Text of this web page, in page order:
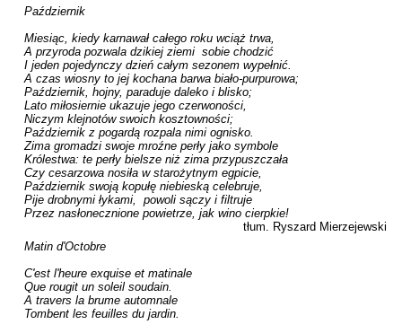
Październik
Miesiąc, kiedy karnawał całego roku wciąż trwa,
A przyroda pozwala dzikiej ziemi  sobie chodzić
I jeden pojedynczy dzień całym sezonem wypełnić.
A czas wiosny to jej kochana barwa biało-purpurowa;
Październik, hojny, paraduje daleko i blisko;
Lato miłosiernie ukazuje jego czerwoności,
Niczym klejnotów swoich kosztowności;
Październik z pogardą rozpala nimi ognisko.
Zima gromadzi swoje mroźne perły jako symbole
Królestwa: te perły bielsze niż zima przypuszczała
Czy cesarzowa nosiła w starożytnym egpicie,
Październik swoją kopułę niebieską celebruje,
Pije drobnymi łykami,  powoli sączy i filtruje
Przez nasłonecznione powietrze, jak wino cierpkie!
tłum. Ryszard Mierzejewski
Matin d'Octobre
C'est l'heure exquise et matinale
Que rougit un soleil soudain.
A travers la brume automnale
Tombent les feuilles du jardin.